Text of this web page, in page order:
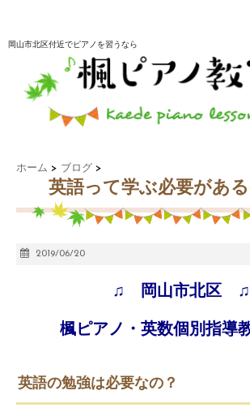
岡山市北区付近でピアノを習うなら
ホーム > ブログ >
英語って学ぶ必要がある
2019/06/20
♫ 岡山市北区 ♫
楓ピアノ・英数個別指導
英語の勉強は必要なの？